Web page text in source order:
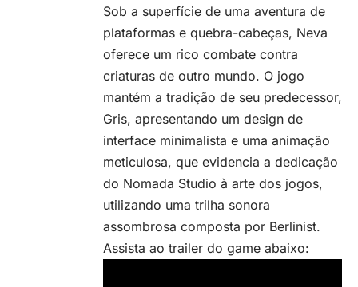
Sob a superfície de uma aventura de
plataformas e quebra-cabeças, Neva
oferece um rico combate contra
criaturas de outro mundo. O jogo
mantém a tradição de seu predecessor,
Gris, apresentando um design de
interface minimalista e uma animação
meticulosa, que evidencia a dedicação
do Nomada Studio à arte dos jogos,
utilizando uma trilha sonora
assombrosa composta por Berlinist.
Assista ao trailer do game abaixo: